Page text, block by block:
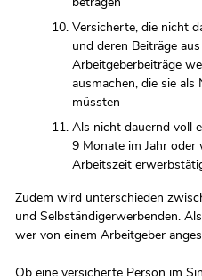
betragen
Versicherte, die nicht
und deren Beiträge
Arbeitgeberbeiträge
ausmachen, die sie
müssten
Als nicht dauernd voll
9 Monate im Jahr oder
Arbeitszeit
Zudem wird unterschieden
und Selbständigerwerbenden.
wer von einem Arbeitgeber
Ob eine versicherte Person im